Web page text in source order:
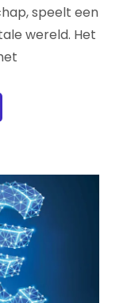
speelt een
wereld. Het